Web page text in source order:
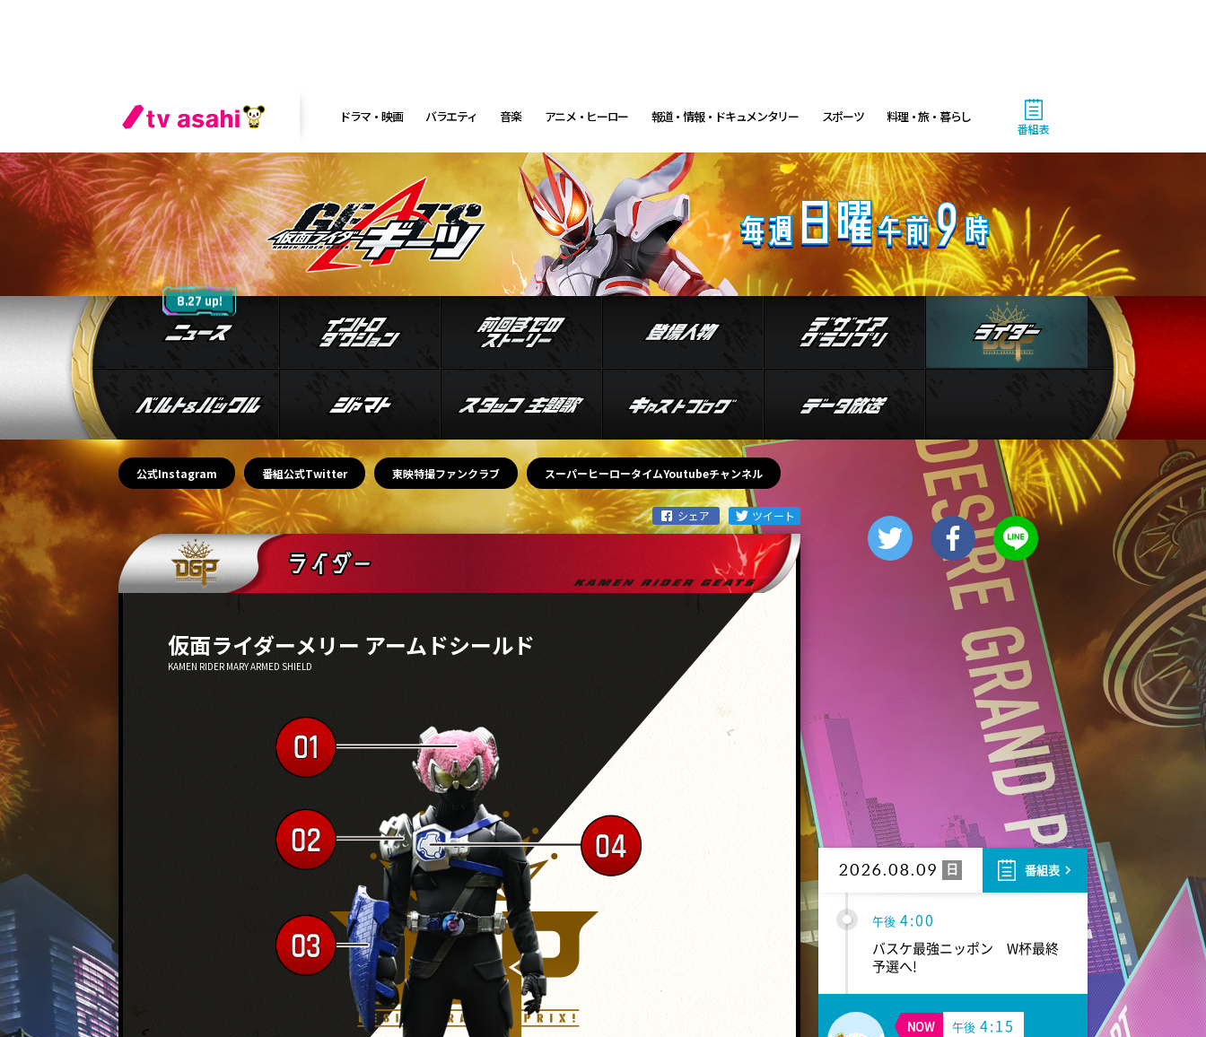
ドラマ・映画 バラエティ 音楽 アニメ・ヒーロー 報道・情報・ドキュメンタリー スポーツ 料理・旅・暮らし
番組表
ニュース
8.27 up! イントロダクション 前回までのストーリー登場人物 デザイアグランプリ ライダー
ベルト&バックル ジャマト スタッフ・主題歌 キャストブログ データ放送
公式Instagram 番組公式Twitter 東映特撮ファンクラブ スーパーヒーロータイムYoutubeチャンネル
仮面ライダーメリー アームドシールド
KAMEN RIDER MARY ARMED SHIELD
2026.08.09 日 番組表
るのか ～身寄りのない高齢者
たち～」
午前 11:00
林修の今知りたいでしょ! 傑
作選 昭和→令和でこんなに変
わった!認知症の新常識
午前 11:45
つながるピックル
11:50
ANNニュース
12:00
ビートたけしのTVタックル
富士山の大問題2026日本一高
い診療所&山岳救助隊24時
新婚さんいらっしゃい! 世界
一周中に運命の3回遭遇!?長
崎・奈留島の移住夫婦
華丸丼と大吉麺 荻窪の丼!カ
レー全国1位VSふぐとすっぽん
午後
バスケットボール男子日本代表
国際試合 日本×モンゴル
午後 4:00
バスケ最強ニッポン W杯最終
予選へ!
NOW 午後 4:15